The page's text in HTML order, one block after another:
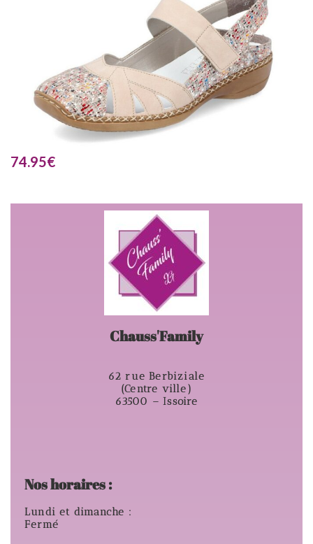
74.95€
Chauss'Family
62 rue Berbiziale
(Centre ville)
63500 – Issoire
Nos horaires :
Lundi et dimanche :
Fermé